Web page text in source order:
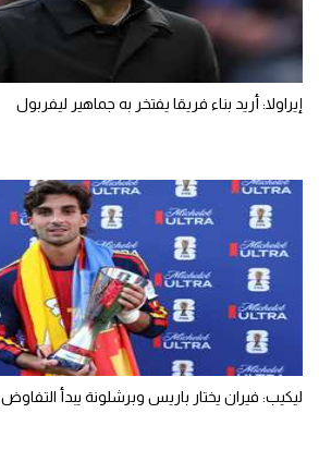
إيراولا: أريد بناء فريقا يفتخر به جماهير ليفربول
ليكيب: فيران يختار باريس وبرشلونة يبدأ التفاوض